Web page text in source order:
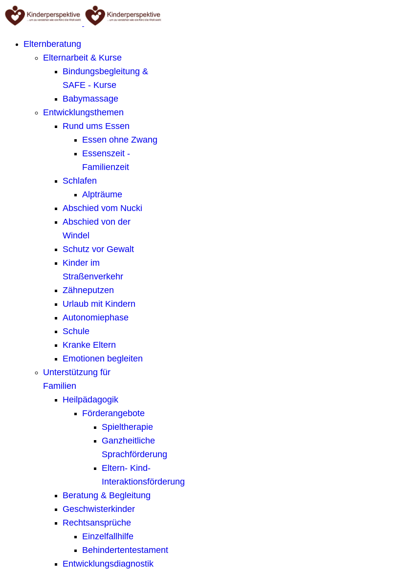
Elternberatung
Elternarbeit & Kurse
Bindungsbegleitung &
SAFE - Kurse
Babymassage
Entwicklungsthemen
Rund ums Essen
Essen ohne Zwang
Essenszeit -
Familienzeit
Schlafen
Alpträume
Abschied vom Nucki
Abschied von der
Windel
Schutz vor Gewalt
Kinder im
Straßenverkehr
Zähneputzen
Urlaub mit Kindern
Autonomiephase
Schule
Kranke Eltern
Emotionen begleiten
Unterstützung für
Familien
Heilpädagogik
Förderangebote
Spieltherapie
Ganzheitliche
Sprachförderung
Eltern- Kind-
Interaktionsförderung
Beratung & Begleitung
Geschwisterkinder
Rechtsansprüche
Einzelfallhilfe
Behindertentestament
Entwicklungsdiagnostik